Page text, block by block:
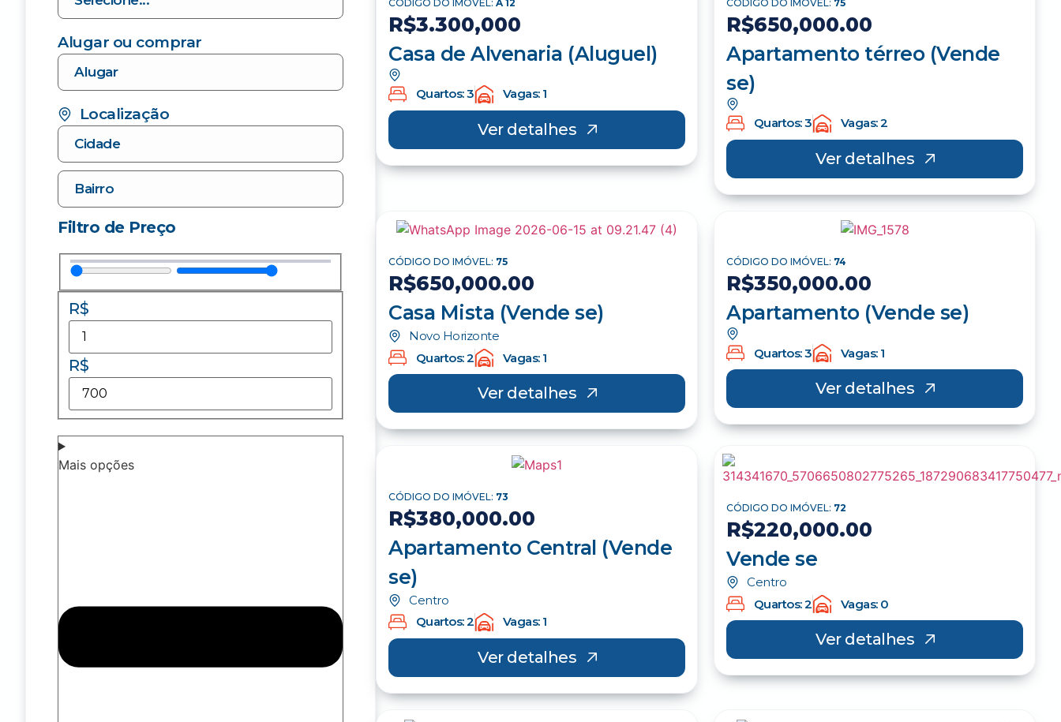
Alugar ou comprar
Localização
Filtro de Preço
R$
R$
Mais opções
CÓDIGO DO IMÓVEL:A 12
R$3.300,000
Casa de Alvenaria (Aluguel)
Quartos: 3 Vagas: 1
Ver detalhes
CÓDIGO DO IMÓVEL: 75
R$650,000.00
Apartamento térreo (Vende
se)
Quartos: 3 Vagas: 2
Ver detalhes
CÓDIGO DO IMÓVEL: 75
R$650,000.00
Casa Mista (Vende se)
Novo Horizonte
Quartos: 2
Vagas: 1
Ver detalhes
CÓDIGO DO IMÓVEL: 74
R$350,000.00
Apartamento (Vende se)
Quartos: 3 Vagas: 1
Ver detalhes
CÓDIGO DO IMÓVEL: 73
R$380,000.00
Apartamento Central (Vende
se)
Centro
Quartos: 2
Vagas: 1
Ver detalhes
CÓDIGO DO IMÓVEL: 72
R$220,000.00
Vende se
Centro
Quartos: 2
Vagas: 0
Ver detalhes